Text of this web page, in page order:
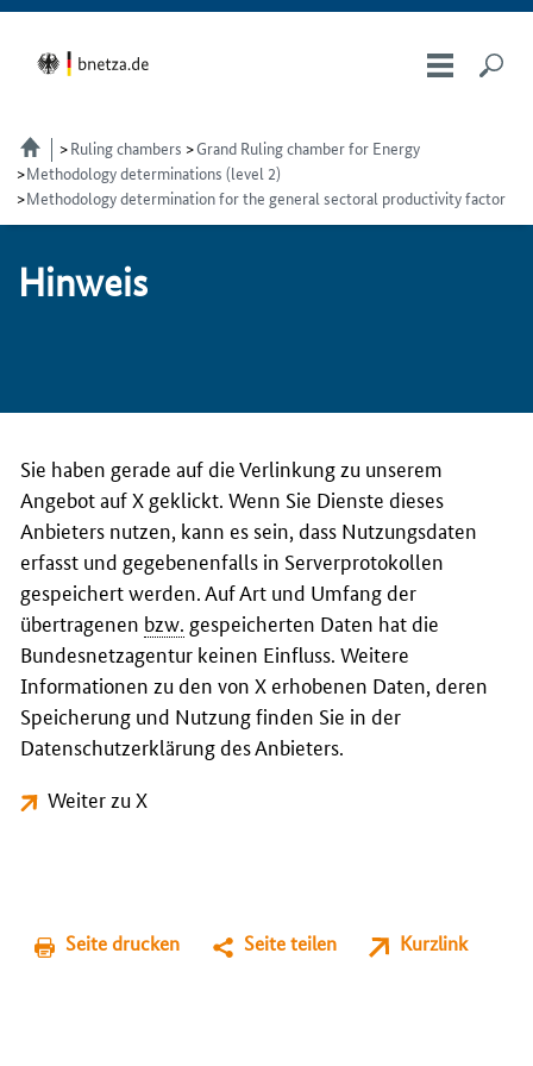
Ruling chambers
Grand Ruling chamber for Energy
Methodology determinations (level 2)
Methodology determination for the general sectoral productivity factor
Hin­weis
Sie haben gerade auf die Verlinkung zu unserem
Angebot auf X geklickt. Wenn Sie Dienste dieses
Anbieters nutzen, kann es sein, dass Nutzungsdaten
erfasst und gegebenenfalls in Serverprotokollen
gespeichert werden. Auf Art und Umfang der
übertragenen bzw. gespeicherten Daten hat die
Bundesnetzagentur keinen Einfluss. Weitere
Informationen zu den von X erhobenen Daten, deren
Speicherung und Nutzung finden Sie in der
Datenschutzerklärung des Anbieters.
Weiter zu X
Seite drucken Seite teilen Kurzlink